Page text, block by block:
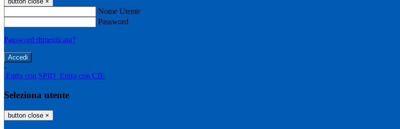
Nome Utente
Password
Password dimenticata?
-
Entra con SPID Entra con CIE
Seleziona utente
button close ×